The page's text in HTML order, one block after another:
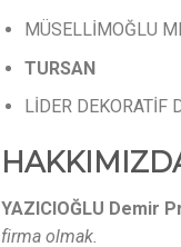
MÜSELLİMOĞLU
TURSAN
LİDER DEKORATİF
YAZICIOĞLU Demir
firma olmak.